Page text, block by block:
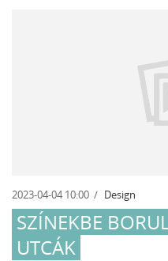
2023-04-04 10:00 Design
SZÍNEKBE
UTCÁK